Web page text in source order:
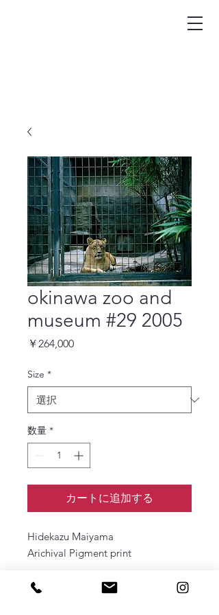
okinawa zoo and
museum #29 2005
￥264,000価
Size *
数量 *
カートに追加する
Hidekazu Maiyama
Arichival Pigment print
Edition